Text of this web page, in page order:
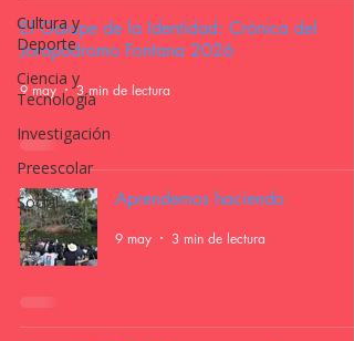
Cultura y
Deporte
Ciencia y
Tecnología
Investigación
Preescolar
Social
Egresados
El Galope de la Identidad: Crónica del
Joropódromo Fontana 2026
9 may 3 min de lectura
Aprendemos haciendo
9 may 3 min de lectura